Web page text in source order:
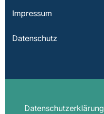
Impressum
Datenschutz
Datenschutzerklärung